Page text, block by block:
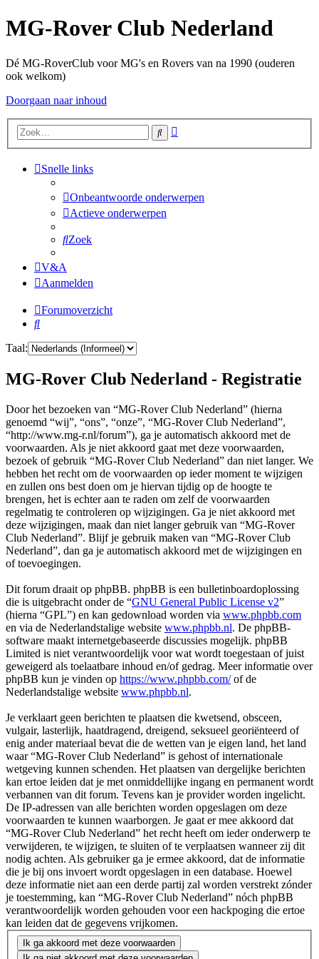
MG-Rover Club Nederland
Dé MG-RoverClub voor MG's en Rovers van na 1990 (ouderen
ook welkom)
Doorgaan naar inhoud
Zoek
Snelle links
Onbeantwoorde onderwerpen
Actieve onderwerpen
Zoek
V&A
Aanmelden
Forumoverzicht
Zoek
Taal:
MG-Rover Club Nederland - Registratie
Door het bezoeken van “MG-Rover Club Nederland” (hierna
genoemd “wij”, “ons”, “onze”, “MG-Rover Club Nederland”,
“http://www.mg-r.nl/forum”), ga je automatisch akkoord met de
voorwaarden. Als je niet akkoord gaat met deze voorwaarden,
bezoek of gebruik “MG-Rover Club Nederland” dan niet langer. We
hebben het recht om de voorwaarden op ieder moment te wijzigen
en zullen ons best doen om je hiervan tijdig op de hoogte te
brengen, het is echter aan te raden om zelf de voorwaarden
regelmatig te controleren op wijzigingen. Ga je niet akkoord met
deze wijzigingen, maak dan niet langer gebruik van “MG-Rover
Club Nederland”. Blijf je gebruik maken van “MG-Rover Club
Nederland”, dan ga je automatisch akkoord met de wijzigingen en
of toevoegingen.
Dit forum draait op phpBB. phpBB is een bulletinboardoplossing
die is uitgebracht onder de “GNU General Public License v2”
(hierna “GPL”) en kan gedownload worden via www.phpbb.com
en via de Nederlandstalige website www.phpbb.nl. De phpBB-
software maakt internetgebaseerde discussies mogelijk. phpBB
Limited is niet verantwoordelijk voor wat wordt toegestaan of juist
geweigerd als toelaatbare inhoud en/of gedrag. Meer informatie over
phpBB kun je vinden op https://www.phpbb.com/of de
Nederlandstalige website www.phpbb.nl.
Je verklaart geen berichten te plaatsen die kwetsend, obsceen,
vulgair, lasterlijk, haatdragend, dreigend, seksueel georiënteerd of
enig ander materiaal bevat die de wetten van je eigen land, het land
waar “MG-Rover Club Nederland” is gehost of internationale
wetgeving kunnen schenden. Het plaatsen van dergelijke berichten
kan ertoe leiden dat je met onmiddellijke ingang en permanent wordt
verbannen van dit forum. Tevens kan je provider worden ingelicht.
De IP-adressen van alle berichten worden opgeslagen om deze
voorwaarden te kunnen waarborgen. Je gaat er mee akkoord dat
“MG-Rover Club Nederland” het recht heeft om ieder onderwerp te
verwijderen, te wijzigen, te sluiten of te verplaatsen wanneer zij dit
nodig achten. Als gebruiker ga je ermee akkoord, dat de informatie
die je bij ons invoert wordt opgeslagen in een database. Hoewel
deze informatie niet aan een derde partij zal worden verstrekt zónder
je toestemming, kan “MG-Rover Club Nederland” nóch phpBB
verantwoordelijk worden gehouden voor een hackpoging die ertoe
kan leiden dat de gegevens vrijkomen.